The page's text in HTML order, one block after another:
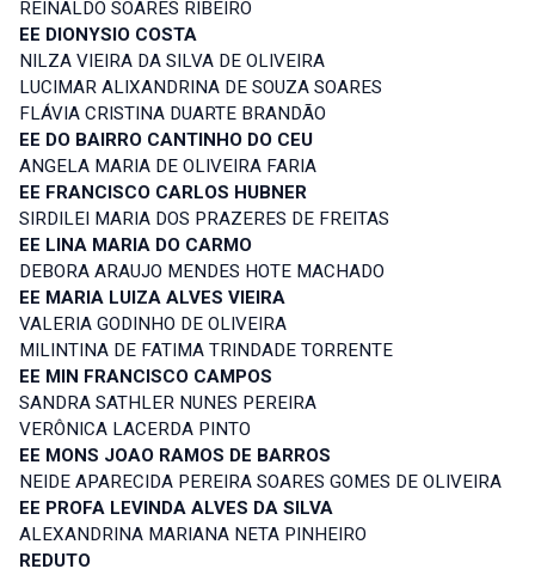
REINALDO SOARES RIBEIRO
EE DIONYSIO COSTA
NILZA VIEIRA DA SILVA DE OLIVEIRA
LUCIMAR ALIXANDRINA DE SOUZA SOARES
FLÁVIA CRISTINA DUARTE BRANDÃO
EE DO BAIRRO CANTINHO DO CEU
ANGELA MARIA DE OLIVEIRA FARIA
EE FRANCISCO CARLOS HUBNER
SIRDILEI MARIA DOS PRAZERES DE FREITAS
EE LINA MARIA DO CARMO
DEBORA ARAUJO MENDES HOTE MACHADO
EE MARIA LUIZA ALVES VIEIRA
VALERIA GODINHO DE OLIVEIRA
MILINTINA DE FATIMA TRINDADE TORRENTE
EE MIN FRANCISCO CAMPOS
SANDRA SATHLER NUNES PEREIRA
VERÔNICA LACERDA PINTO
EE MONS JOAO RAMOS DE BARROS
NEIDE APARECIDA PEREIRA SOARES GOMES DE OLIVEIRA
EE PROFA LEVINDA ALVES DA SILVA
ALEXANDRINA MARIANA NETA PINHEIRO
REDUTO